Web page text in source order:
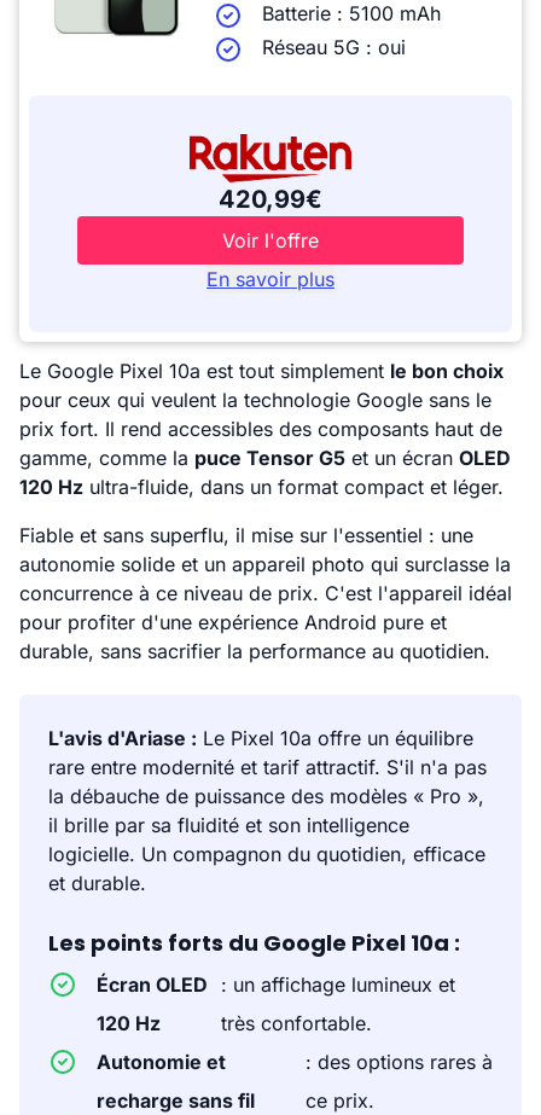
Batterie : 5100 mAh
Réseau 5G : oui
420,99€
Voir l'offre
En savoir plus
Le Google Pixel 10a est tout simplement le bon choix
pour ceux qui veulent la technologie Google sans le
prix fort. Il rend accessibles des composants haut de
gamme, comme la puce Tensor G5 et un écran OLED
120 Hz ultra-fluide, dans un format compact et léger.
Fiable et sans superflu, il mise sur l'essentiel : une
autonomie solide et un appareil photo qui surclasse la
concurrence à ce niveau de prix. C'est l'appareil idéal
pour profiter d'une expérience Android pure et
durable, sans sacrifier la performance au quotidien.
L'avis d'Ariase : Le Pixel 10a offre un équilibre
rare entre modernité et tarif attractif. S'il n'a pas
la débauche de puissance des modèles « Pro »,
il brille par sa fluidité et son intelligence
logicielle. Un compagnon du quotidien, efficace
et durable.
Les points forts du Google Pixel 10a :
Écran OLED
120 Hz
: un affichage lumineux et
très confortable.
Autonomie et
recharge sans fil
: des options rares à
ce prix.